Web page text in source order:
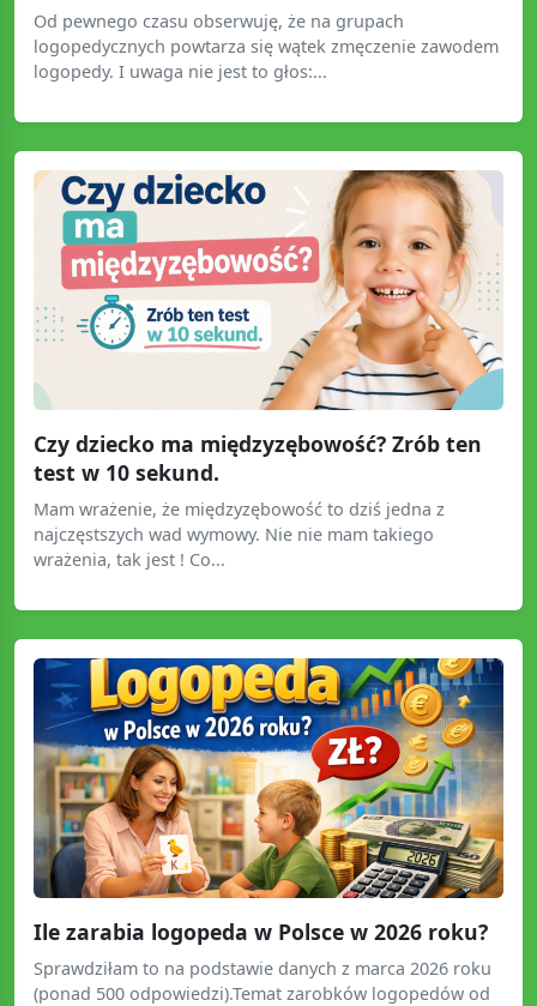
Od pewnego czasu obserwuję, że na grupach
logopedycznych powtarza się wątek zmęczenie zawodem
logopedy. I uwaga nie jest to głos:...
Czy dziecko ma międzyzębowość? Zrób ten
test w 10 sekund.
Mam wrażenie, że międzyzębowość to dziś jedna z
najczęstszych wad wymowy. Nie nie mam takiego
wrażenia, tak jest ! Co...
Ile zarabia logopeda w Polsce w 2026 roku?
Sprawdziłam to na podstawie danych z marca 2026 roku
(ponad 500 odpowiedzi).Temat zarobków logopedów od